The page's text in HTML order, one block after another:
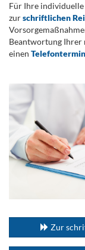
Für Ihre individuelle
zurschriftlichen
Beantwortung Ihrer
einen Telefontermin
Zur